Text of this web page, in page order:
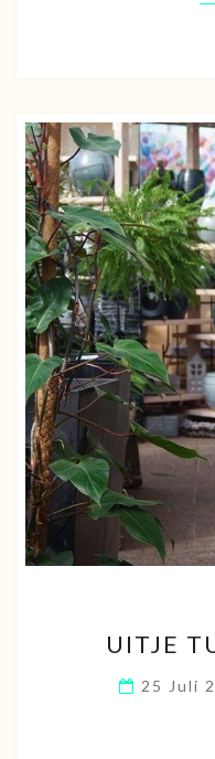
UITJE
25 Juli